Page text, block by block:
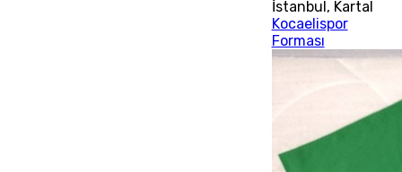
İstanbul , Kartal
Kocaelispor
Forması